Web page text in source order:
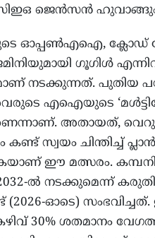
ജെൻസൻ ഹുവാങ്ങും
ഓപ്പൺഎഐ,
ഗൂഗിൾ
നടക്കുന്നത്. പുതിയ
എഐയുടെ
അതായത്, വെറും
സ്വയം ചിന്തിച്ച്
ഈ മത്സരം.
ൽ നടക്കുമെന്ന്
ഓടെ)
30% ശതമാനം